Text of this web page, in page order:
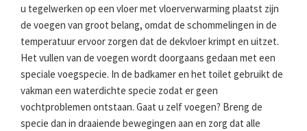
u tegelwerken op een vloer met vloerverwarming plaatst zijn
de voegen van groot belang, omdat de schommelingen in de
temperatuur ervoor zorgen dat de dekvloer krimpt en uitzet.
Het vullen van de voegen wordt doorgaans gedaan met een
speciale voegspecie. In de badkamer en het toilet gebruikt de
vakman een waterdichte specie zodat er geen
vochtproblemen ontstaan. Gaat u zelf voegen? Breng de
specie dan in draaiende bewegingen aan en zorg dat alle